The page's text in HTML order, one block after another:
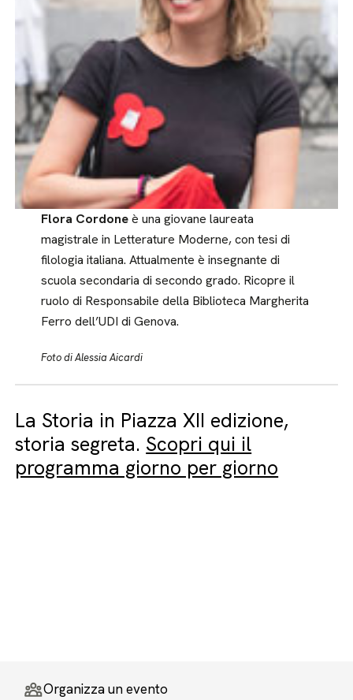
Flora Cordoneè una giovane laureata
magistrale in Letterature Moderne, con tesi di
filologia italiana. Attualmente è insegnante di
scuola secondaria di secondo grado. Ricopre il
ruolo di Responsabile della Biblioteca Margherita
Ferro dell’UDI di Genova.
Foto di Alessia Aicardi
La Storia in Piazza XII edizione,
storia segreta. Scopri qui il
programma giorno per giorno
Organizza un evento